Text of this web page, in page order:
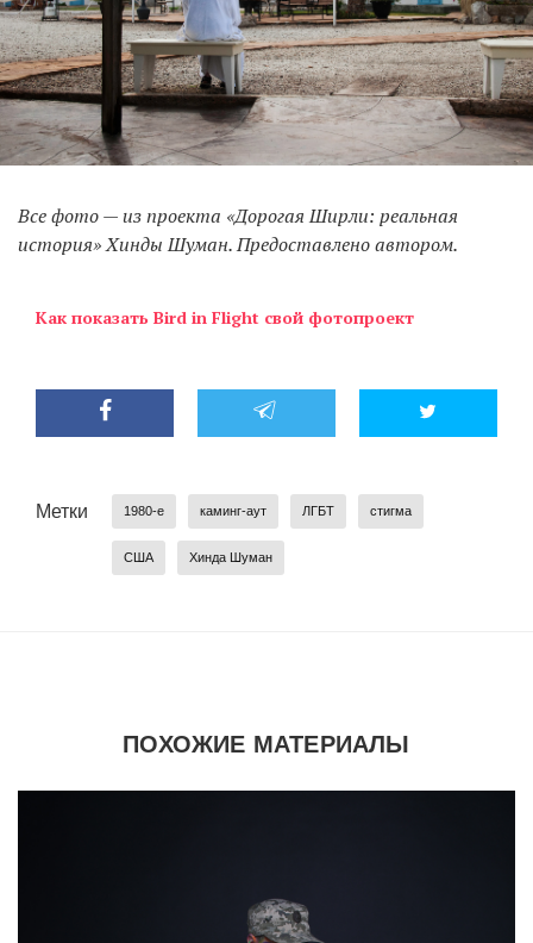
Все фото — из проекта «Дорогая Ширли: реальная
история» Хинды Шуман. Предоставлено автором.
Как показать Bird in Flight свой фотопроект
Метки 1980-е каминг-аут ЛГБТ стигма
США Хинда Шуман
ПОХОЖИЕ МАТЕРИАЛЫ